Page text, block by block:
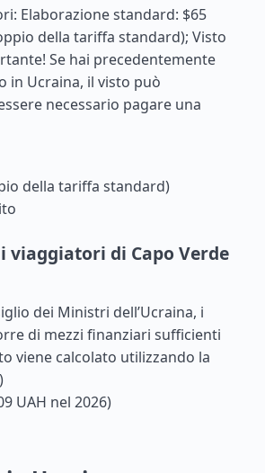
Elaborazione standard: $65
della tariffa standard); Visto
Se hai precedentemente
in Ucraina, il visto può
necessario pagare una
della tariffa standard)
viaggiatori di Capo Verde
dei Ministri dell’Ucraina, i
di mezzi finanziari sufficienti
viene calcolato utilizzando la
UAH nel 2026)